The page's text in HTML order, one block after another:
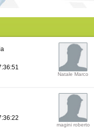
Natale Marco
magini roberto